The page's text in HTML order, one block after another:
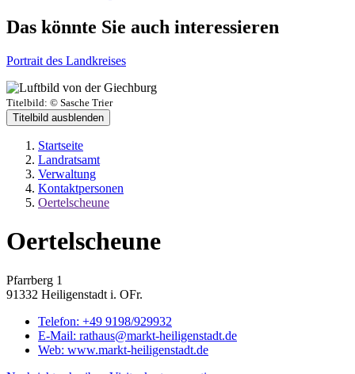
Das könnte Sie auch interessieren
Portrait des Landkreises
Titelbild: © Sasche Trier
Titelbild ausblenden
Startseite
Landratsamt
Verwaltung
Kontaktpersonen
Oertelscheune
Oertelscheune
Pfarrberg 1
91332 Heiligenstadt i. OFr.
Telefon: +49 9198/929932
E-Mail: rathaus@markt-heiligenstadt.de
Web: www.markt-heiligenstadt.de